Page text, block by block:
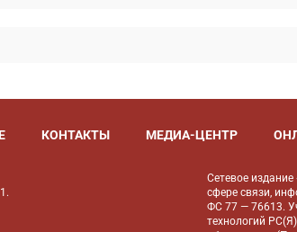
КОНТАКТЫ МЕДИА-ЦЕНТР
Сетевое
сфере связи,
ФС 77 — 76613.
технологий